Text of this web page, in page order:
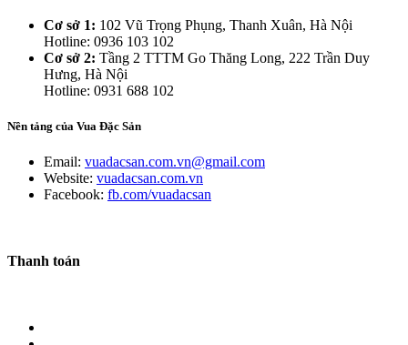
Cơ sở 1: 102 Vũ Trọng Phụng, Thanh Xuân, Hà Nội
Hotline: 0936 103 102
Cơ sở 2: Tầng 2 TTTM Go Thăng Long, 222 Trần Duy
Hưng, Hà Nội
Hotline: 0931 688 102
Nền tảng của Vua Đặc Sản
Email: vuadacsan.com.vn@gmail.com
Website: vuadacsan.com.vn
Facebook: fb.com/vuadacsan
Thanh toán